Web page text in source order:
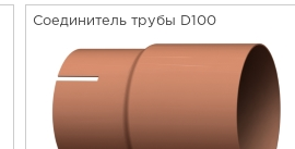
Соединитель трубы D100